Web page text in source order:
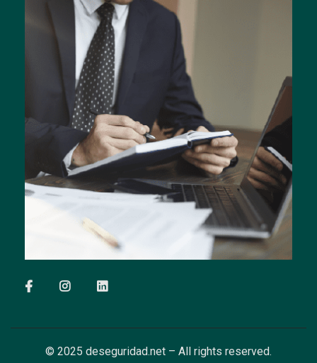
© 2025 deseguridad.net – All rights reserved.